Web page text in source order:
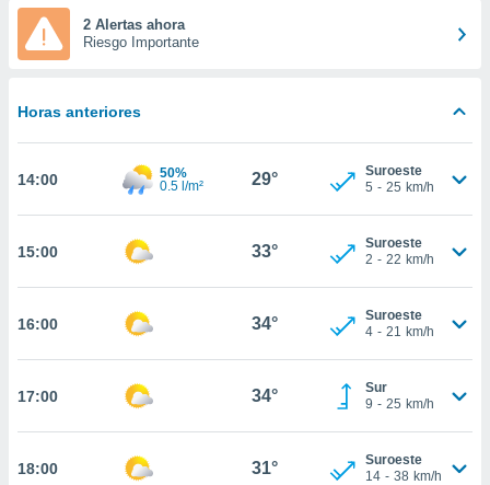
contenido
coste.
botón
a la
la
ya sean
en
perfil
ACEPTAR
CONTINUAR
2 Alertas ahora
Riesgo Importante
Horas anteriores
14:00
50%
0.5 l/m²
29°
Suroeste
5 - 25 km/h
15:00 33°
Suroeste
2 - 22 km/h
16:00 34°
Suroeste
4 - 21 km/h
17:00 34°
Sur
9 - 25 km/h
18:00 31°
Suroeste
14 - 38 km/h